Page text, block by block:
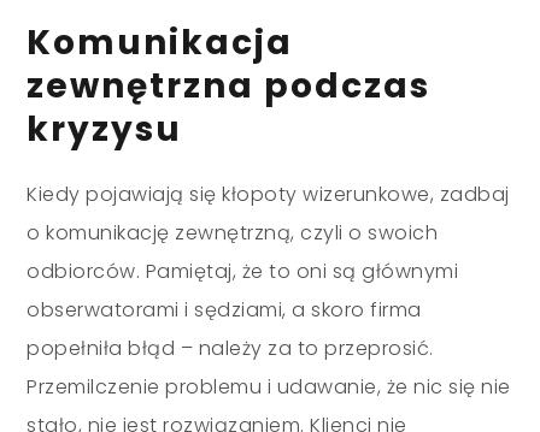
Komunikacja
zewnętrzna podczas
kryzysu
Kiedy pojawiają się kłopoty wizerunkowe, zadbaj
o komunikację zewnętrzną, czyli o swoich
odbiorców. Pamiętaj, że to oni są głównymi
obserwatorami i sędziami, a skoro firma
popełniła błąd – należy za to przeprosić.
Przemilczenie problemu i udawanie, że nic się nie
stało, nie jest rozwiązaniem. Klienci nie